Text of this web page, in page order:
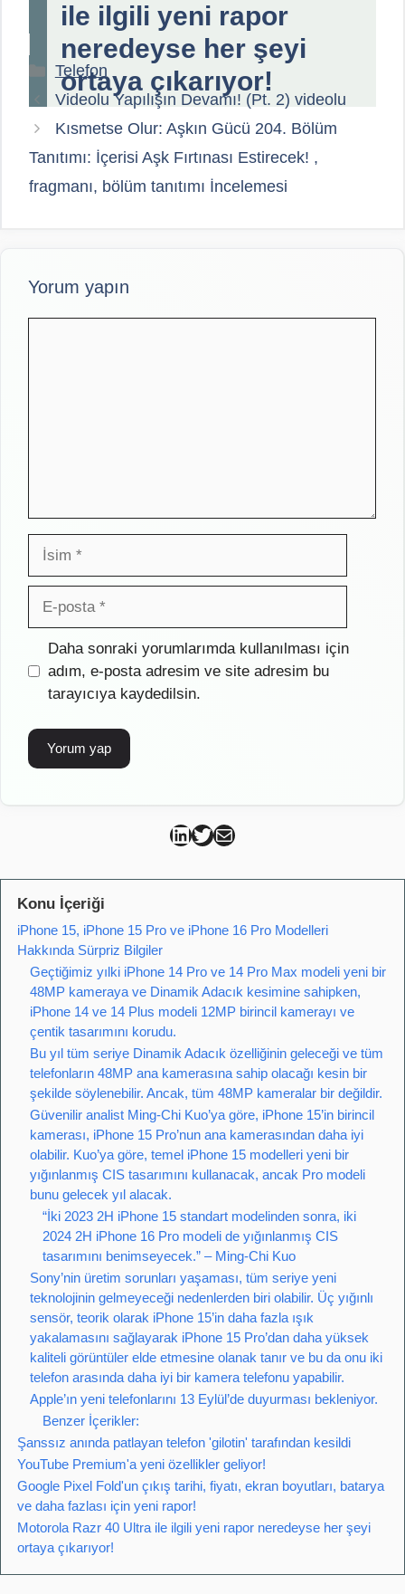
ile ilgili yeni rapor
neredeyse her şeyi
ortaya çıkarıyor!
Kategoriler
Telefon
Videolu Yapılışın Devamı! (Pt. 2) videolu
Kısmetse Olur: Aşkın Gücü 204. Bölüm
Tanıtımı: İçerisi Aşk Fırtınası Estirecek! ,
fragmanı, bölüm tanıtımı İncelemesi
Yorum yapın
İsim
posta
İnternet
sitesi
Daha sonraki yorumlarımda kullanılması için
adım, e-posta adresim ve site adresim bu
tarayıcıya kaydedilsin.
Can Kütahya Linkedin
Can Kütahya Twitter
Can Kütahya Mail
Konu İçeriği
iPhone 15, iPhone 15 Pro ve iPhone 16 Pro Modelleri
Hakkında Sürpriz Bilgiler
Geçtiğimiz yılki iPhone 14 Pro ve 14 Pro Max modeli yeni bir
48MP kameraya ve Dinamik Adacık kesimine sahipken,
iPhone 14 ve 14 Plus modeli 12MP birincil kamerayı ve
çentik tasarımını korudu.
Bu yıl tüm seriye Dinamik Adacık özelliğinin geleceği ve tüm
telefonların 48MP ana kamerasına sahip olacağı kesin bir
şekilde söylenebilir. Ancak, tüm 48MP kameralar bir değildir.
Güvenilir analist Ming-Chi Kuo’ya göre, iPhone 15’in birincil
kamerası, iPhone 15 Pro’nun ana kamerasından daha iyi
olabilir. Kuo’ya göre, temel iPhone 15 modelleri yeni bir
yığınlanmış CIS tasarımını kullanacak, ancak Pro modeli
bunu gelecek yıl alacak.
“İki 2023 2H iPhone 15 standart modelinden sonra, iki
2024 2H iPhone 16 Pro modeli de yığınlanmış CIS
tasarımını benimseyecek.” – Ming-Chi Kuo
Sony’nin üretim sorunları yaşaması, tüm seriye yeni
teknolojinin gelmeyeceği nedenlerden biri olabilir. Üç yığınlı
sensör, teorik olarak iPhone 15’in daha fazla ışık
yakalamasını sağlayarak iPhone 15 Pro’dan daha yüksek
kaliteli görüntüler elde etmesine olanak tanır ve bu da onu iki
telefon arasında daha iyi bir kamera telefonu yapabilir.
Apple’ın yeni telefonlarını 13 Eylül’de duyurması bekleniyor.
Benzer İçerikler:
Şanssız anında patlayan telefon 'gilotin' tarafından kesildi
YouTube Premium'a yeni özellikler geliyor!
Google Pixel Fold'un çıkış tarihi, fiyatı, ekran boyutları, batarya
ve daha fazlası için yeni rapor!
Motorola Razr 40 Ultra ile ilgili yeni rapor neredeyse her şeyi
ortaya çıkarıyor!